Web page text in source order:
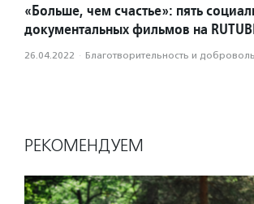
«Больше, чем счастье»: пять
документальных фильмов на
26.04.2022 · Благотвори­тель­ность и
РЕКОМЕНДУЕМ